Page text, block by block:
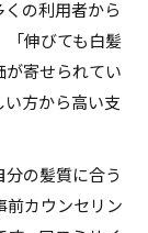
の利用者から
「伸びても白髪
が寄せられてい
い方から高い支
の髪質に合う
前カウンセリン